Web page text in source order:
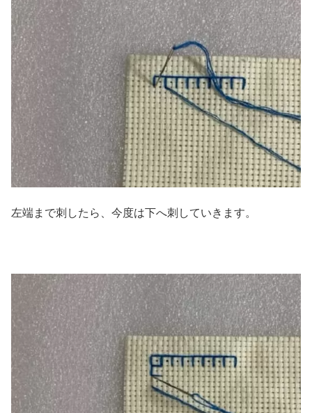
左端まで刺したら、今度は下へ刺していきます。